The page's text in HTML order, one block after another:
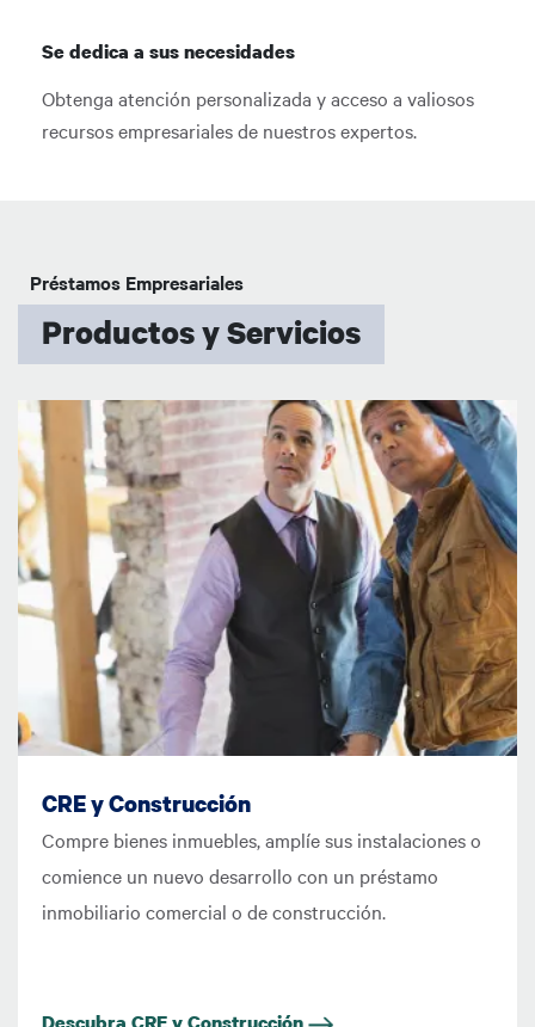
Se dedica a sus necesidades
Obtenga atención personalizada y acceso a valiosos
recursos empresariales de nuestros expertos.
Préstamos Empresariales
Productos y Servicios
Imagen
CRE y Construcción
Compre bienes inmuebles, amplíe sus instalaciones o
comience un nuevo desarrollo con un préstamo
inmobiliario comercial o de construcción.